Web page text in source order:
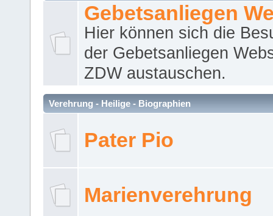
Gebetsanliegen
Hier können sich die
der Gebetsanliegen
ZDW austauschen.
Verehrung - Heilige - Biographien
Pater Pio
Marienverehrung